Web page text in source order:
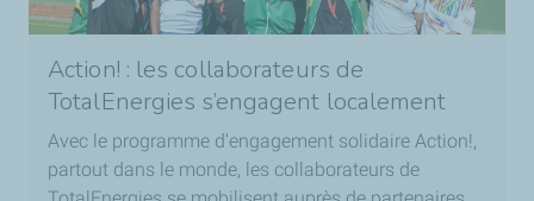
Action! : les collaborateurs de
TotalEnergies s’engagent localement
Avec le programme d'engagement solidaire Action!,
partout dans le monde, les collaborateurs de